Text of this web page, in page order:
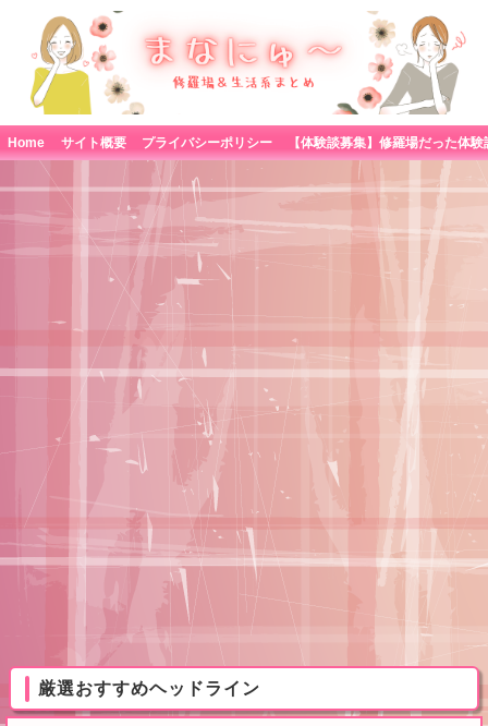
Home サイト概要 プライバシーポリシー
厳選おすすめヘッドライン